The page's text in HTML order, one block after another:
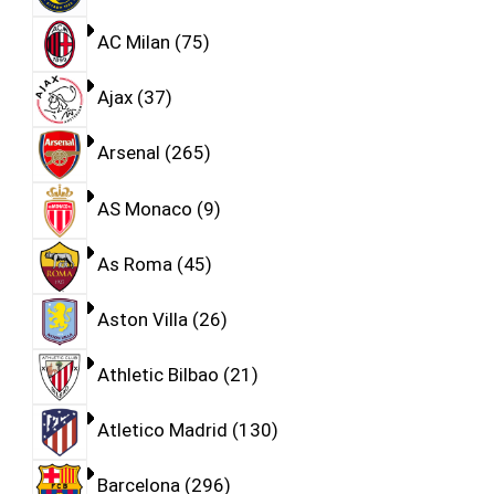
AC Milan 75
Ajax 37
Arsenal 265
AS Monaco 9
As Roma 45
Aston Villa 26
Athletic Bilbao 21
Atletico Madrid 130
Barcelona 296